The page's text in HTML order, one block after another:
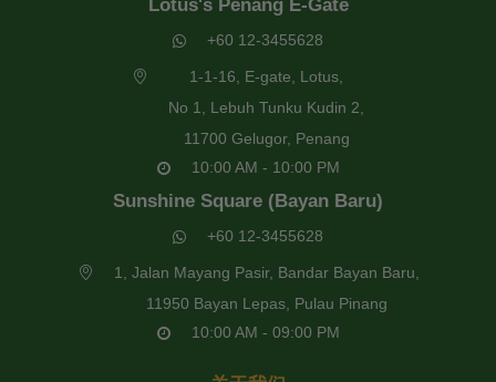
Lotus's Penang E-Gate
+60 12-3455628
1-1-16, E-gate, Lotus,
No 1, Lebuh Tunku Kudin 2,
11700 Gelugor, Penang
10:00 AM - 10:00 PM
Sunshine Square (Bayan Baru)
+60 12-3455628
1, Jalan Mayang Pasir, Bandar Bayan Baru,
11950 Bayan Lepas, Pulau Pinang
10:00 AM - 09:00 PM